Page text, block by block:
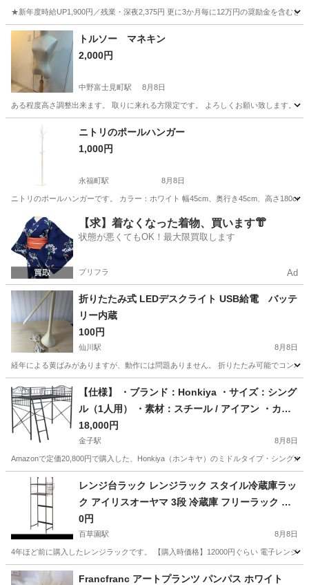
★新年度時給UP1,900円／残業・深夜2,375円 更に3か月毎に12万円の奨励金を含む
神奈川 藤沢市
トルソー マネキン
2,000円
中野富士見町駅 8月8日
ある程度高さ調整出来ます。 取りに来れる方限定です。 よろしくお願い致します。
中野富士見町駅 家具
ニトリのポールハンガー
1,000円
永福町駅 8月8日
ニトリのポールハンガーです。 カラー：ホワイト 幅45cm、奥行き45cm、高さ
東京 杉並区 永福町駅 収納家具
【求】着なくなった着物、買います👘
状態が悪くてもOK！最大限買取します
プリフラ Ad
折りたたみ式 LEDデスクライト USB給電 バッテ
リー内蔵
100円
仙川駅 8月8日
経年による黄ばみがありますが、動作には問題ありません。 折りたたみ可能でコン
東京 調布市 仙川駅 照明器具
【仕様】 ・ブランド：Honkiya ・サイズ：シング
ル（1人用） ・素材：スチール / アイアン ・カラ
ー：ブラック
18,000円
金子駅 8月8日
Amazonで定価20,800円で購入した、Honkiya（ホンキヤ）のミドルタイプ・シング
東京 青梅市 金子駅 ベッド アイアン
レンジ台ラック レンジラック スタイル冷蔵庫ラッ
ク アイリスオーヤマ 3段 冷蔵庫 フリーラック オ
ープンラック SRR-580
0円
百草園駅 8月8日
4年ほど前に購入したレンジラックです。 【購入時価格】12000円ぐらい 電子レンジ
東京 日野市 収納家具
Francfranc アートプランツ パンパス ホワイト